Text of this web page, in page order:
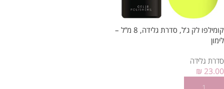
קומילפו לק ג’ל, סדרת גלידה, 8 מ”ל –
לימון
סדרת גלידה
₪ 23.00
הוספה לסל